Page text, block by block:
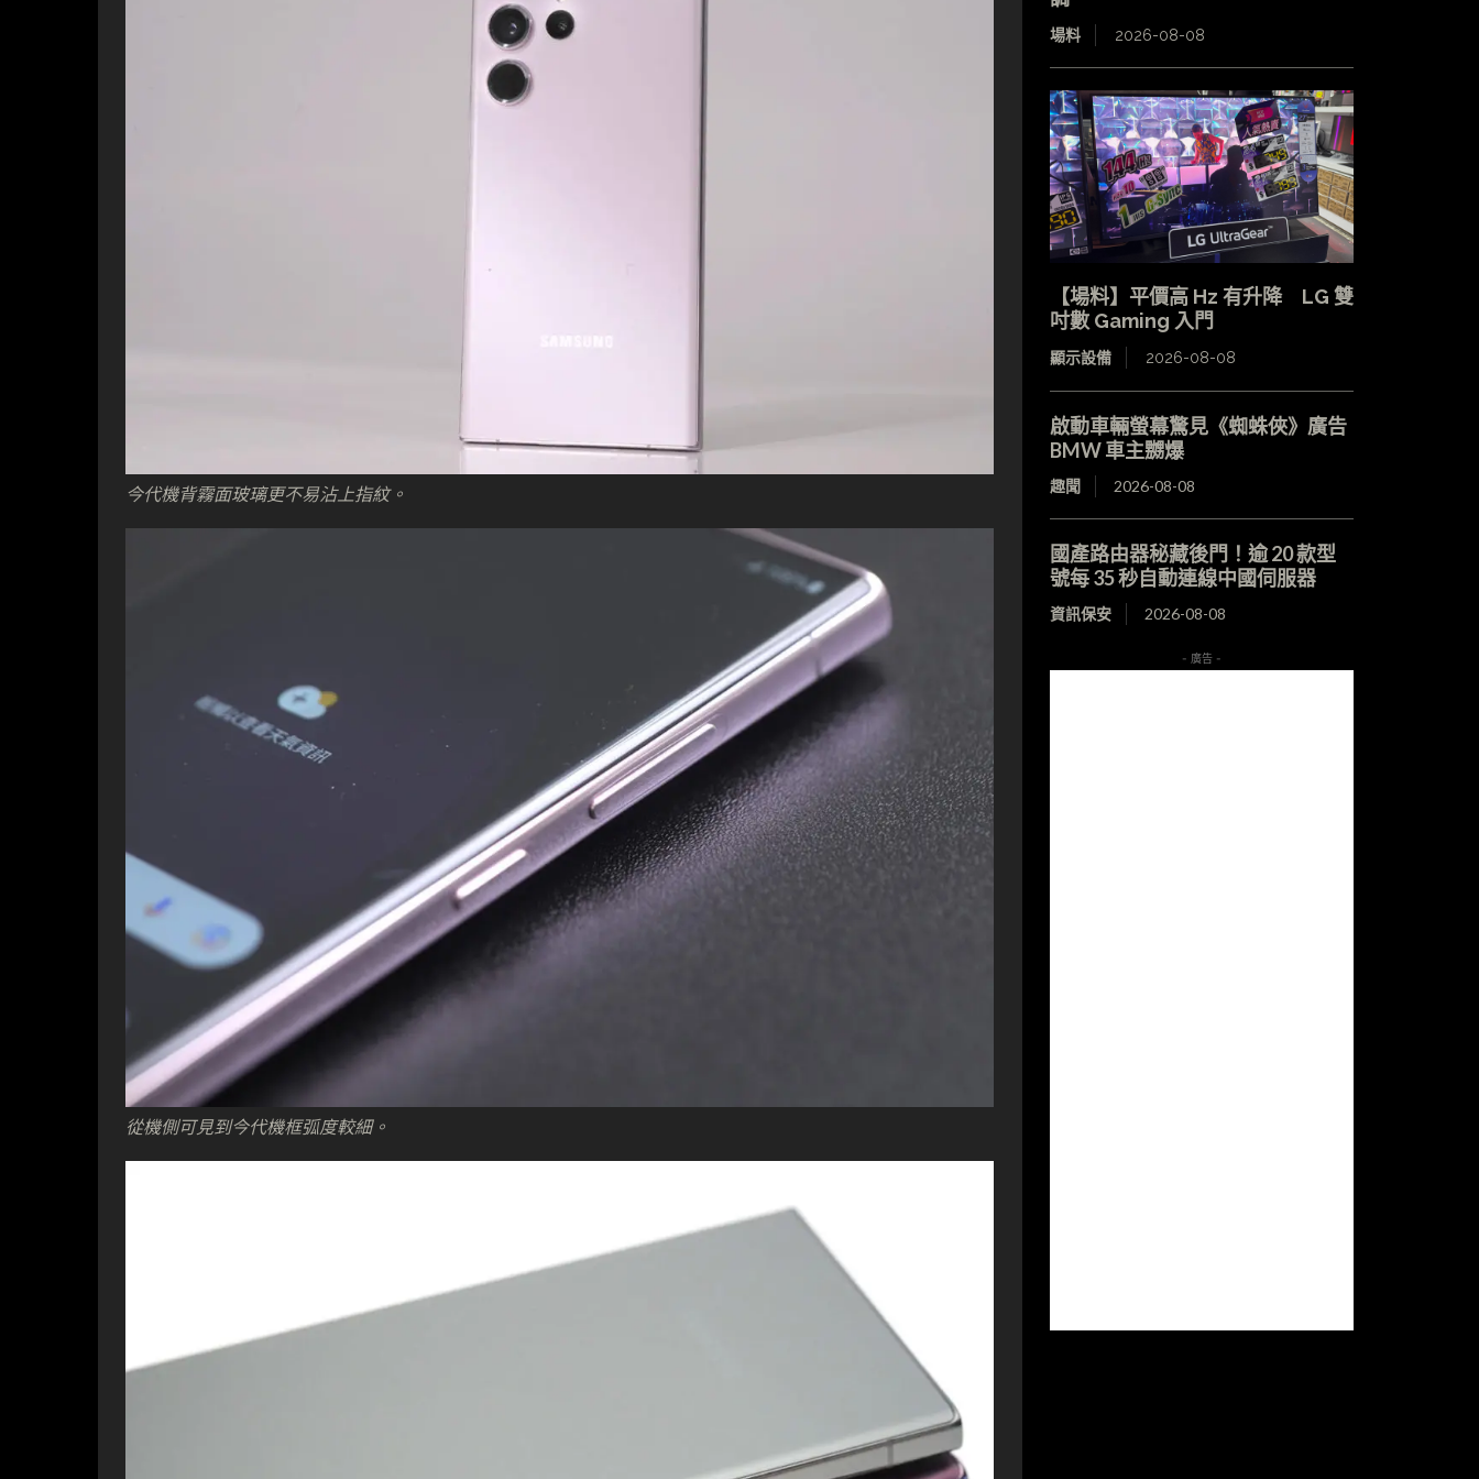
今代機背霧面玻璃更不易沾上指紋。
從機側可見到今代機框弧度較細。
場料 2026-08-08
【場料】平價高 Hz 有升降 LG 雙
吋數 Gaming 入門
顯示設備 2026-08-08
啟動車輛螢幕驚見《蜘蛛俠》廣告
BMW 車主嬲爆
趣聞 2026-08-08
國產路由器秘藏後門！逾 20 款型
號每 35 秒自動連線中國伺服器
資訊保安 2026-08-08
- 廣告 -